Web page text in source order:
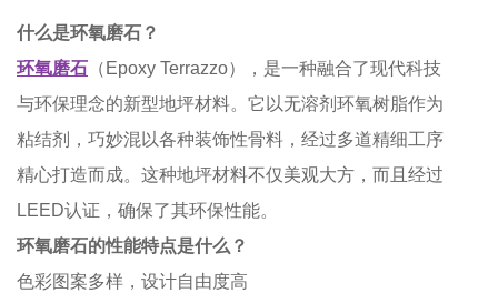
什么是环氧磨石？
环氧磨石 （Epoxy Terrazzo），是一种融合了现代科技
与环保理念的新型地坪材料。它以无溶剂环氧树脂作为
粘结剂，巧妙混以各种装饰性骨料，经过多道精细工序
精心打造而成。这种地坪材料不仅美观大方，而且经过
LEED认证，确保了其环保性能。
环氧磨石的性能特点是什么？
色彩图案多样，设计自由度高